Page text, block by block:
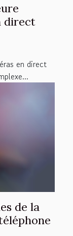
direct
en direct
de la